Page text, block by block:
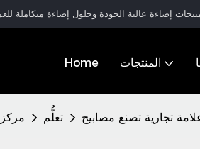
Home المنتجات
تعلُّم